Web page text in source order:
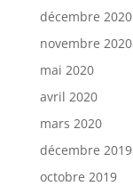
décembre 2020
novembre 2020
mai 2020
avril 2020
mars 2020
décembre 2019
octobre 2019